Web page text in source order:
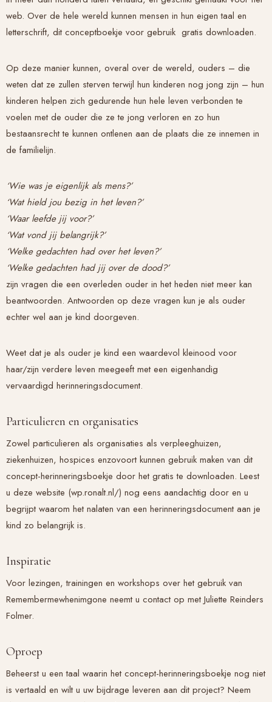
web. Over de hele wereld kunnen mensen in hun eigen taal en
letterschrift, dit conceptboekje voor gebruik gratis downloaden.
Op deze manier kunnen, overal over de wereld, ouders – die
weten dat ze zullen sterven terwijl hun kinderen nog jong zijn – hun
kinderen helpen zich gedurende hun hele leven verbonden te
voelen met de ouder die ze te jong verloren en zo hun
bestaansrecht te kunnen ontlenen aan de plaats die ze innemen in
de familielijn.
‘Wie was je eigenlijk als mens?’
‘Wat hield jou bezig in het leven?’
‘Waar leefde jij voor?’
‘Wat vond jij belangrijk?’
‘Welke gedachten had over het leven?’
‘Welke gedachten had jij over de dood?’
zijn vragen die een overleden ouder in het heden niet meer kan
beantwoorden. Antwoorden op deze vragen kun je als ouder
echter wel aan je kind doorgeven.
Weet dat je als ouder je kind een waardevol kleinood voor
haar/zijn verdere leven meegeeft met een eigenhandig
vervaardigd herinneringsdocument.
Particulieren en organisaties
Zowel particulieren als organisaties als verpleeghuizen,
ziekenhuizen, hospices enzovoort kunnen gebruik maken van dit
concept-herinneringsboekje door het gratis te downloaden. Leest
u deze website (wp.ronalt.nl/) nog eens aandachtig door en u
begrijpt waarom het nalaten van een herinneringsdocument aan je
kind zo belangrijk is.
Inspiratie
Voor lezingen, trainingen en workshops over het gebruik van
Remembermewhenimgone neemt u contact op met Juliette Reinders
Folmer.
Oproep
Beheerst u een taal waarin het concept-herinneringsboekje nog niet
is vertaald en wilt u uw bijdrage leveren aan dit project? Neem